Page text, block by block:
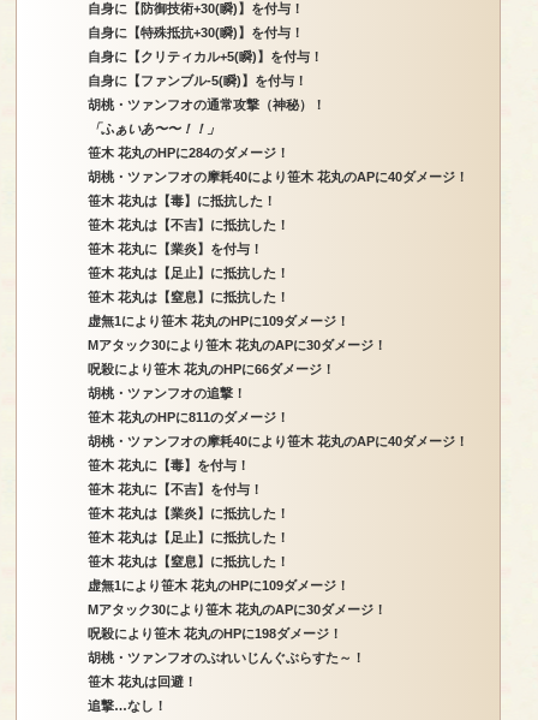
自身に【防御技術+30(瞬)】を付与！
自身に【特殊抵抗+30(瞬)】を付与！
自身に【クリティカル+5(瞬)】を付与！
自身に【ファンブル-5(瞬)】を付与！
胡桃・ツァンフオの通常攻撃（神秘）！
「ふぁいあ〜〜！！」
笹木 花丸のHPに284のダメージ！
胡桃・ツァンフオの摩耗40により笹木 花丸のAPに40ダメージ！
笹木 花丸は【毒】に抵抗した！
笹木 花丸は【不吉】に抵抗した！
笹木 花丸に【業炎】を付与！
笹木 花丸は【足止】に抵抗した！
笹木 花丸は【窒息】に抵抗した！
虚無1により笹木 花丸のHPに109ダメージ！
Mアタック30により笹木 花丸のAPに30ダメージ！
呪殺により笹木 花丸のHPに66ダメージ！
胡桃・ツァンフオの追撃！
笹木 花丸のHPに811のダメージ！
胡桃・ツァンフオの摩耗40により笹木 花丸のAPに40ダメージ！
笹木 花丸に【毒】を付与！
笹木 花丸に【不吉】を付与！
笹木 花丸は【業炎】に抵抗した！
笹木 花丸は【足止】に抵抗した！
笹木 花丸は【窒息】に抵抗した！
虚無1により笹木 花丸のHPに109ダメージ！
Mアタック30により笹木 花丸のAPに30ダメージ！
呪殺により笹木 花丸のHPに198ダメージ！
胡桃・ツァンフオのぶれいじんぐぶらすた～！
笹木 花丸は回避！
追撃…なし！